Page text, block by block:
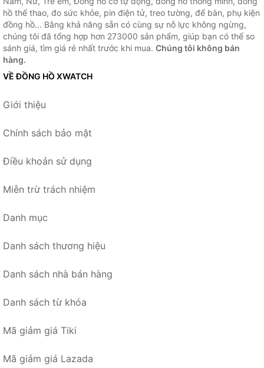
hồ thể thao, đo sức khỏe, pin điện tử, treo tường, để bàn, phụ kiện
đồng hồ... Bằng khả năng sẵn có cùng sự nỗ lực không ngừng,
chúng tôi đã tổng hợp hơn 273000 sản phẩm, giúp bạn có thể so
sánh giá, tìm giá rẻ nhất trước khi mua. Chúng tôi không bán
hàng.
VỀ ĐỒNG HỒ XWATCH
Giới thiệu
Chính sách bảo mật
Điều khoản sử dụng
Miễn trừ trách nhiệm
Danh mục
Danh sách thương hiệu
Danh sách nhà bán hàng
Danh sách từ khóa
Mã giảm giá Tiki
Mã giảm giá Lazada